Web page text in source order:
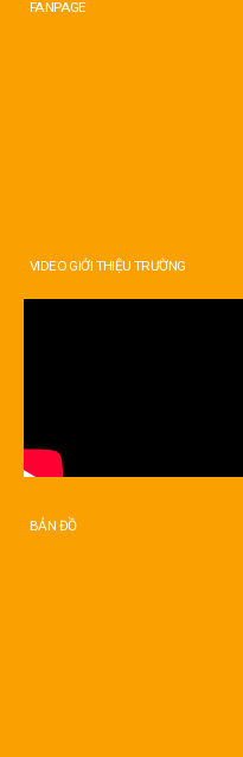
FANPAGE
VIDEO GIỚI THIỆU TRƯỜNG
BẢN ĐỒ